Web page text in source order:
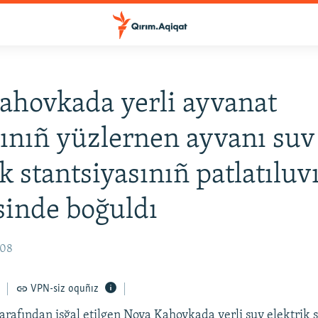
yerli ayvanat
yüzlernen ayvanı suv
stantsiyasınıñ
boğuldı
VPN-siz oquñız